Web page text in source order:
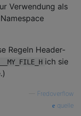
Verwendung als
Regeln Header-
__MY_FILE_H ich sie
Fredoverflow
quelle